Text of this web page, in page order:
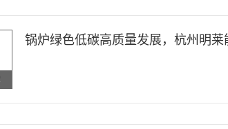
锅炉绿色低碳高质量发展，杭州明